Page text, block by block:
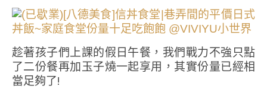
趁著孩子們上課的假日午餐，我們戰力不強只點
了二份餐再加玉子燒一起享用，其實份量已經相
當足夠了!